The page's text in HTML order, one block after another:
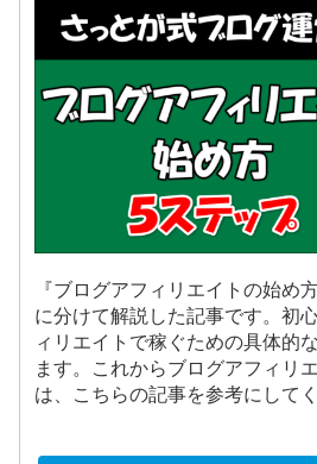
『ブログアフィリエイトの始め
に分けて解説した記事です。初
ィリエイトで稼ぐための具体的
ます。これからブログアフィリ
は、こちらの記事を参考にしてく